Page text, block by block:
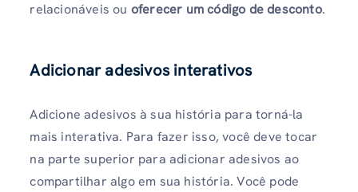
relacionáveis ​​ou oferecer um código de desconto.
Adicionar adesivos interativos
Adicione adesivos à sua história para torná-la
mais interativa. Para fazer isso, você deve tocar
na parte superior para adicionar adesivos ao
compartilhar algo em sua história. Você pode